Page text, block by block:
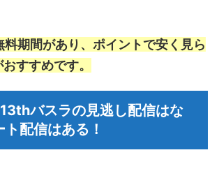
料期間があり、ポイントで安く見ら
すすめです。
バスラの見逃し配信はな
配信はある！